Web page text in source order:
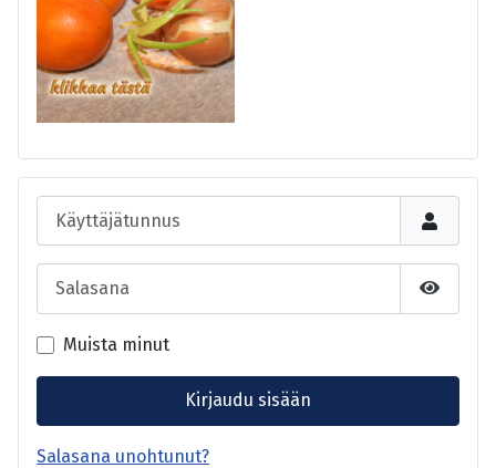
Käyttäjätunnus
Salasana
Näytä
Muista minut
Kirjaudu sisään
Salasana unohtunut?